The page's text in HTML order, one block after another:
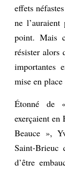
effets
ne
point. Mais
résister alors
importantes
mise en
Étonné de
exerçaient en
Beauce »,
Saint-Brieuc
d’être